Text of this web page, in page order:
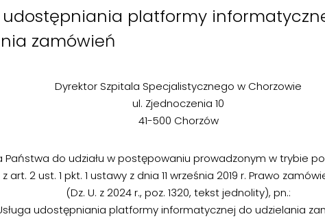
udostępniania platformy
zamówień
Dyrektor Szpitala Specjalistycznego w Chorzowie
ul. Zjednoczenia 10
41-500 Chorzów
Państwa do udziału w postępowaniu prowadzonym w trybie
art. 2 ust. 1 pkt. 1 ustawy z dnia 11 września 2019 r. Prawo
(Dz. U. z 2024 r., poz. 1320, tekst jednolity), pn.:
udostępniania platformy informatycznej do udzielania